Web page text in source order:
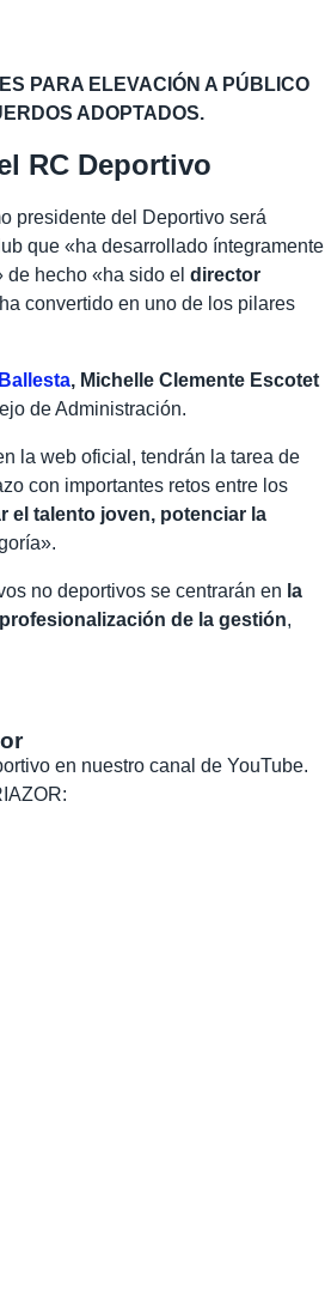
PARA ELEVACIÓN A PÚBLICO
ADOPTADOS.
RC Deportivo
presidente del Deportivo será
que «ha desarrollado íntegramente
de hecho «ha sido eldirector
convertido en uno de los pilares
, Michelle Clemente Escotet
de Administración.
la web oficial, tendrán la tarea de
con importantes retos entre los
el talento joven, potenciar la
no deportivos se centrarán en la
de la gestión,
en nuestro canal de YouTube.